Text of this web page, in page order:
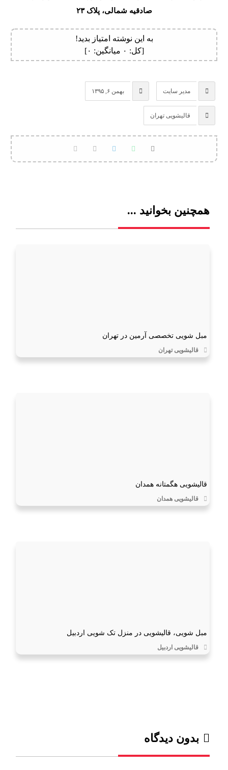
صادقیه شمالی، پلاک ۲۳
به این نوشته امتیاز بدید!
[کل: ۰ میانگین: ۰]
مدیر سایت بهمن ۶, ۱۳۹۵
قالیشویی تهران
همچنین بخوانید ...
مبل شویی تخصصی آرمین در تهران
قالیشویی تهران
قالیشویی هگمتانه همدان
قالیشویی همدان
مبل شویی، قالیشویی در منزل تک شویی اردبیل
قالیشویی اردبیل
بدون دیدگاه